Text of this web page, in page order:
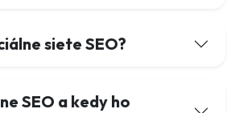
siete SEO?
SEO a kedy ho